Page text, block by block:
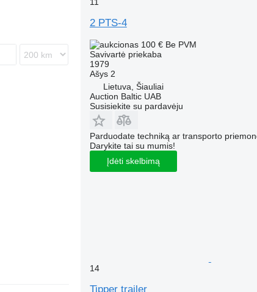
2 PTS-4
100 € Be PVM
Savivartė priekaba
1979
Ašys 2
Lietuva, Šiauliai
Auction Baltic UAB
Susisiekite su pardavėju
Parduodate techniką ar transporto
Darykite tai su mumis!
Įdėti skelbimą
14
Tipper trailer